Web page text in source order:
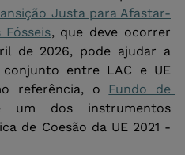
Justa para Afastar-
, que deve ocorrer
de 2026, pode ajudar a
entre LAC e UE
referência, o Fundo de
dos instrumentos
de Coesão da UE 2021 -